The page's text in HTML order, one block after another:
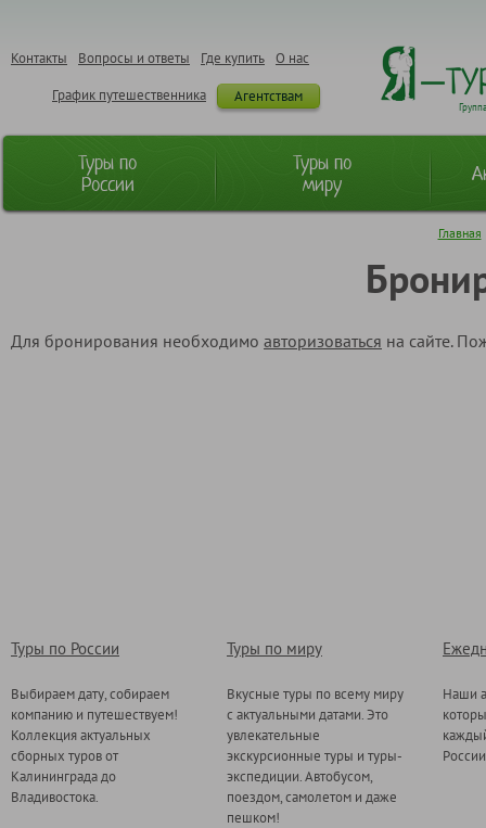
О нас
Где купить
Вопросы и ответы
Контакты
Агентствам
График путешественника
Туры по
России
Туры по
миру
Главная
Для бронирования необходимо авторизоваться на сайте.
Туры по России
Выбираем дату, собираем
компанию и путешествуем!
Коллекция актуальных
сборных туров от
Калининграда до
Владивостока.
Туры по миру
Вкусные туры по всему миру
с актуальными датами. Это
увлекательные
экскурсионные туры и туры-
экспедиции. Автобусом,
поездом, самолетом и даже
пешком!
Наши